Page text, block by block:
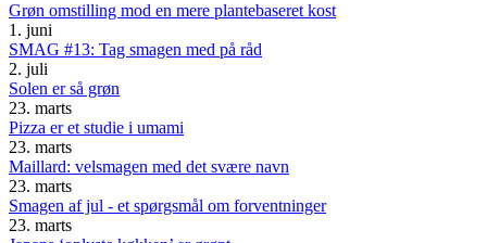
Grøn omstilling mod en mere plantebaseret kost
1. juni
SMAG #13: Tag smagen med på råd
2. juli
Solen er så grøn
23. marts
Pizza er et studie i umami
23. marts
Maillard: velsmagen med det svære navn
23. marts
Smagen af jul - et spørgsmål om forventninger
23. marts